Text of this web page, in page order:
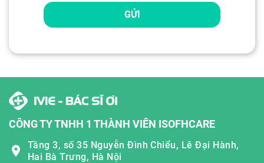
GỬI
CÔNG TY TNHH 1 THÀNH VIÊN ISOFHCARE
Tầng 3, số 35 Nguyễn Đình Chiểu, Lê Đại Hành,
Hai Bà Trưng, Hà Nội